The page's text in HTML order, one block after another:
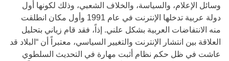
وسائل الإعلام، والسياسة، والخلاف الشعبي، وذلك لكونها أول
دولة عربية تدخلها الإنترنت في عام 1991 وأول مكان انطلقت
منه الانتفاضات العربية بشكل علني. إذاً، فقد قام زياني بتحليل
العلاقة بين انتشار الإنترنت والتغيير السياسي، معتبراً أن “البلاد قد
عاشت في ظل حكم نظام أثبت مهارة في التحديث السلطوي